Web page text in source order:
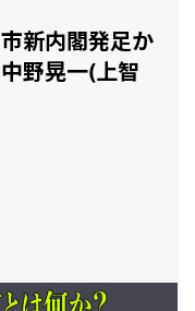
新内閣発足か
野晃一(上智